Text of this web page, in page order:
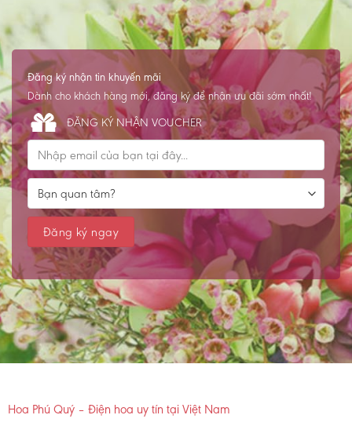
Đăng ký nhận tin khuyến mãi
Dành cho khách hàng mới, đăng ký để nhận ưu đãi sớm nhất!
ĐĂNG KÝ NHẬN VOUCHER
Hoa Phú Quý – Điện hoa uy tín tại Việt Nam